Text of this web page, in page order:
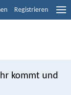
Registrieren
kommt und